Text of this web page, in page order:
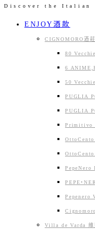
Discover the Italian
ENJOY酒款
CIGNOMORO酒莊
80
6
50
PUGLIA
PUGLIA
Primitivo
Pepenero
Villa de Varda 維